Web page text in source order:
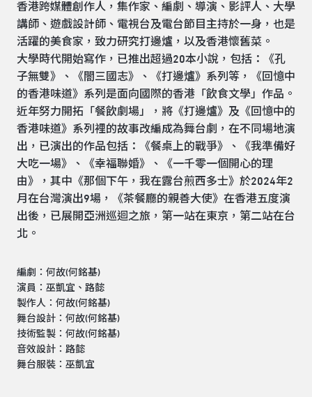
香港跨媒體創作人，集作家、編劇、導演、影評人、大學
講師、遊戲設計師、電視台及電台節目主持於一身，也是
活躍的美食家，致力研究打邊爐，以及香港懷舊菜。
大學時代開始寫作，已推出超過20本小說，包括：《孔
子無雙》、《闇三國志》、《打邊爐》系列等，《回憶中
的香港味道》系列是面向國際的香港「飲食文學」作品。
近年努力開拓「餐飲劇場」，將《打邊爐》及《回憶中的
香港味道》系列裡的故事改編成為舞台劇，在不同場地演
出，已演出的作品包括：《餐桌上的戰爭》、《我準備好
大吃一場》、《幸福聯婚》、《一千零一個開心的理
由》，其中《那個下午，我在露台煎西多士》於2024年2
月在台灣演出9場，《茶餐廳的親善大使》在香港五度演
出後，已展開亞洲巡迴之旅，第一站在東京，第二站在台
北。
編劇：何故(何銘基)
演員：巫凱宜、路懿
製作人：何故(何銘基)
舞台設計：何故(何銘基)
技術監製：何故(何銘基)
音效設計：路懿
舞台服裝：巫凱宜